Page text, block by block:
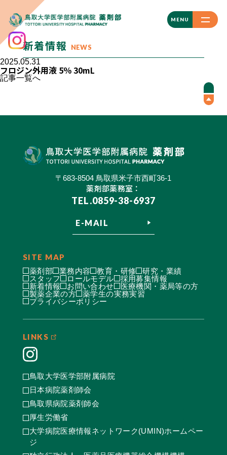
MENU
CLOSE
新着情報 NEWS
2025.05.31
フロジン外用液 5％ 30mL
記事一覧へ
〒683-8504 鳥取県米子市西町36-1
薬剤部薬務室：
TEL.0859-38-6937
E-MAIL
SITE MAP
薬剤部 業務内容 教育・研修
研究・業績
スタッフ
ロールモデル
採用募集情報
新着情報
お問い合わせ
医療機関・薬局等の方
製薬企業の方
薬学生の実務実習
プライバシーポリシー
LINKS
鳥取大学医学部附属病院
日本病院薬剤師会
鳥取県病院薬剤師会
厚生労働省
大学病院医療情報ネットワーク(UMIN)ホームペー
ジ